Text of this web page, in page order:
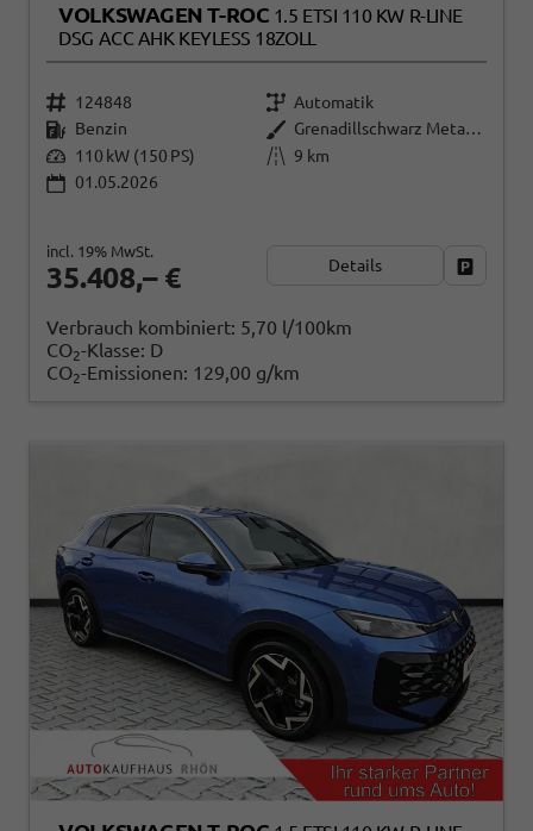
VOLKSWAGEN T-ROC 1.5 ETSI 110 KW R-LINE
DSG ACC AHK KEYLESS 18ZOLL
124848
Automatik
Benzin
Grenadillschwarz Metallic
110 kW (150 PS)
9 km
01.05.2026
35.408,– €
incl. 19% MwSt.
Details
Verbrauch kombiniert: 5,70 l/100km
CO2-Klasse: D
CO2-Emissionen: 129,00 g/km